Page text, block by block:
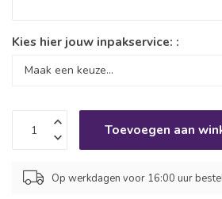
Kies hier jouw inpakservice: :
Toevoegen aan
Op werkdagen voor 16:00 uur